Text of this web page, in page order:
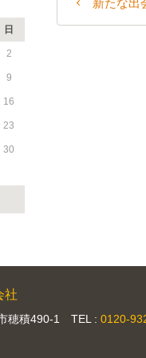
新たな出
日
2
9
16
23
30
社
穂積490-1 TEL : 0120-